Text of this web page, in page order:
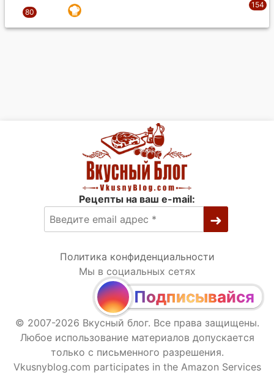
Рецепты на ваш e-mail:
Политика конфиденциальности
Мы в социальных сетях
Подписывайся
© 2007-2026 Вкусный блог. Все права защищены.
Любое использование материалов допускается
только с письменного разрешения.
Vkusnyblog.com participates in the Amazon Services